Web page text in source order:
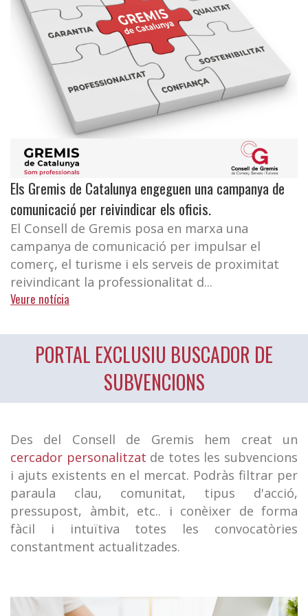
Els Gremis de Catalunya engeguen una campanya de
comunicació per reivindicar els oficis.
El Consell de Gremis posa en marxa una
campanya de comunicació per impulsar el
comerç, el turisme i els serveis de proximitat
reivindicant la professionalitat d...
Veure notícia
PORTAL EXCLUSIU BUSCADOR DE
SUBVENCIONS
Des del Consell de Gremis hem creat un
cercador personalitzat de totes les subvencions
i ajuts existents en el mercat. Podràs filtrar per
paraula clau, comunitat, tipus d'acció,
pressupost, àmbit, etc.. i conèixer de forma
fàcil i intuïtiva totes les convocatòries
constantment actualitzades.